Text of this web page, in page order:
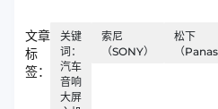
文章
标
签：
关键
词：
汽车
音响
大屏
索尼
（SONY）
松下
（